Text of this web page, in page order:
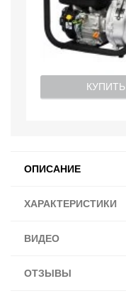
КУПИТЬ
ОПИСАНИЕ
ХАРАКТЕРИСТИКИ
ВИДЕО
ОТЗЫВЫ